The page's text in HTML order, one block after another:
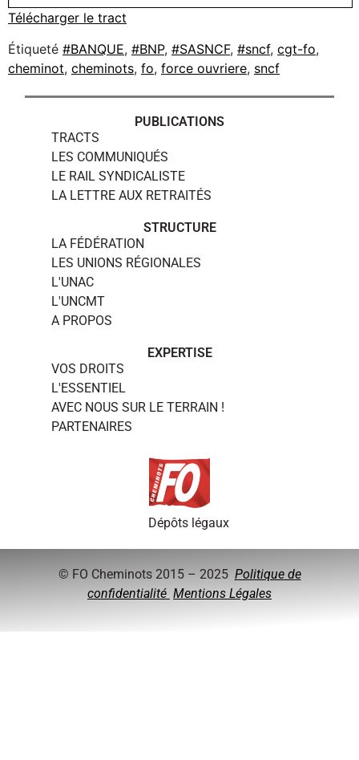
Télécharger le tract
Étiqueté #BANQUE, #BNP, #SASNCF, #sncf, cgt-fo,
cheminot, cheminots, fo, force ouvriere, sncf
PUBLICATIONS
TRACTS
LES COMMUNIQUÉS
LE RAIL SYNDICALISTE
LA LETTRE AUX RETRAITÉS
STRUCTURE
LA FÉDÉRATION
LES UNIONS RÉGIONALES
L'UNAC
L'UNCMT
A PROPOS
EXPERTISE
VOS DROITS
L'ESSENTIEL
AVEC NOUS SUR LE TERRAIN !
PARTENAIRES
Dépôts légaux
© FO Cheminots 2015 – 2025 Politique de
confidentialité Mentions Légales